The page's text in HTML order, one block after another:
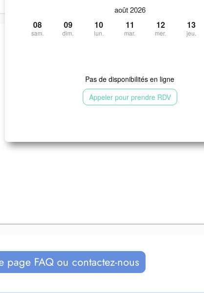
août 2026
08
sam.
09
dim.
10
lun.
11
mar.
12
mer.
13
jeu.
Pas de disponibilités en ligne
Appeler pour prendre RDV
page FAQ ou contactez-nous